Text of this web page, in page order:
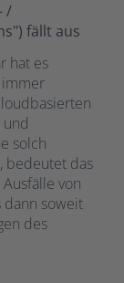
/
fällt aus
hat es
solch
bedeutet das
von
dann soweit
des